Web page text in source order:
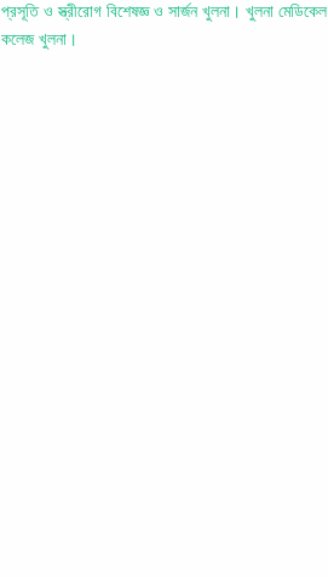
প্রসূতি ও স্ত্রীরোগ বিশেষজ্ঞ ও সার্জন খুলনা। খুলনা মেডিকেল
কলেজ খুলনা।